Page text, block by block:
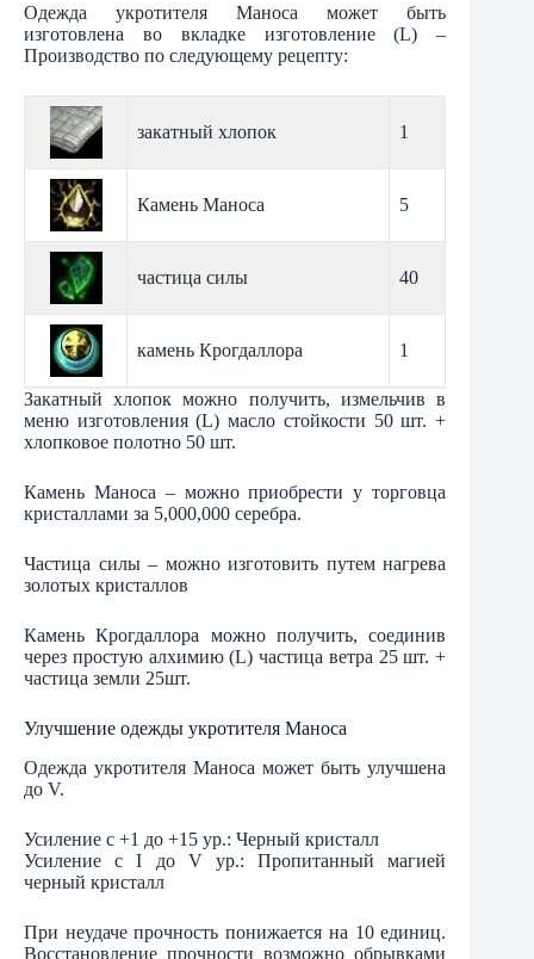
Одежда укротителя Маноса может быть
изготовлена во вкладке изготовление (L) –
Производство по следующему рецепту:
закатный хлопок 1
Камень Маноса 5
частица силы 40
камень Крогдаллора 1
Закатный хлопок можно получить, измельчив в
меню изготовления (L) масло стойкости 50 шт. +
хлопковое полотно 50 шт.
Камень Маноса – можно приобрести у торговца
кристаллами за 5,000,000 серебра.
Частица силы – можно изготовить путем нагрева
золотых кристаллов
Камень Крогдаллора можно получить, соединив
через простую алхимию (L) частица ветра 25 шт. +
частица земли 25шт.
Улучшение одежды укротителя Маноса
Одежда укротителя Маноса может быть улучшена
до V.
Усиление с +1 до +15 ур.: Черный кристалл
Усиление с I до V ур.: Пропитанный магией
черный кристалл
При неудаче прочность понижается на 10 единиц.
Восстановление прочности возможно обрывками